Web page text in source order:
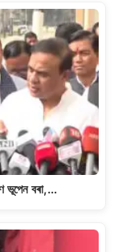
ভূপেন বৰা,…